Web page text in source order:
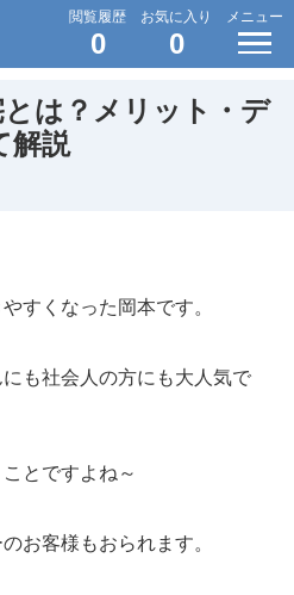
閲覧履歴
0
お気に入り
0
メニュー
は？メリット・デ
解説
すくなった岡本です。
も社会人の方にも大人気で
とですよね～
お客様もおられます。